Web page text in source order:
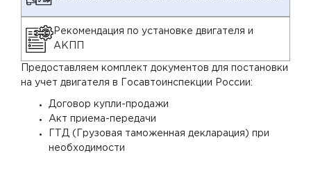
Рекомендация по установке двигателя и
АКПП
Предоставляем комплект документов для постановки
на учет двигателя в Госавтоинспекции России:
Договор купли-продажи
Акт приема-передачи
ГТД (Грузовая таможенная декларация) при
необходимости